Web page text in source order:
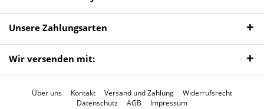
Unsere Zahlungsarten
Wir versenden mit:
Über uns Kontakt Versand und Zahlung
Widerrufsrecht
Datenschutz
AGB Impressum